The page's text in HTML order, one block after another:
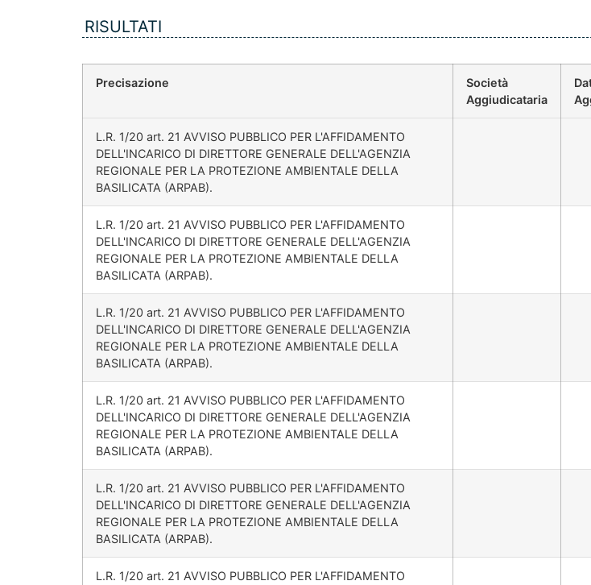
RISULTATI
Precisazione
Società
Aggiudicataria
L.R. 1/20 art. 21 AVVISO PUBBLICO PER L'AFFIDAMENTO
DELL'INCARICO DI DIRETTORE GENERALE DELL'AGENZIA
REGIONALE PER LA PROTEZIONE AMBIENTALE DELLA
BASILICATA (ARPAB).
L.R. 1/20 art. 21 AVVISO PUBBLICO PER L'AFFIDAMENTO
DELL'INCARICO DI DIRETTORE GENERALE DELL'AGENZIA
REGIONALE PER LA PROTEZIONE AMBIENTALE DELLA
BASILICATA (ARPAB).
L.R. 1/20 art. 21 AVVISO PUBBLICO PER L'AFFIDAMENTO
DELL'INCARICO DI DIRETTORE GENERALE DELL'AGENZIA
REGIONALE PER LA PROTEZIONE AMBIENTALE DELLA
BASILICATA (ARPAB).
L.R. 1/20 art. 21 AVVISO PUBBLICO PER L'AFFIDAMENTO
DELL'INCARICO DI DIRETTORE GENERALE DELL'AGENZIA
REGIONALE PER LA PROTEZIONE AMBIENTALE DELLA
BASILICATA (ARPAB).
L.R. 1/20 art. 21 AVVISO PUBBLICO PER L'AFFIDAMENTO
DELL'INCARICO DI DIRETTORE GENERALE DELL'AGENZIA
REGIONALE PER LA PROTEZIONE AMBIENTALE DELLA
BASILICATA (ARPAB).
L.R. 1/20 art. 21 AVVISO PUBBLICO PER L'AFFIDAMENTO